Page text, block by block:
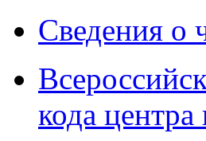
Сведения о
кода центра